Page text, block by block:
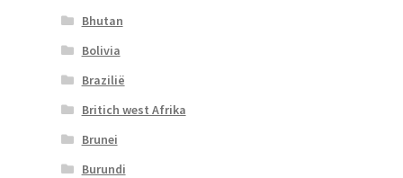
Bhutan
Bolivia
Brazilië
Britich west Afrika
Brunei
Burundi